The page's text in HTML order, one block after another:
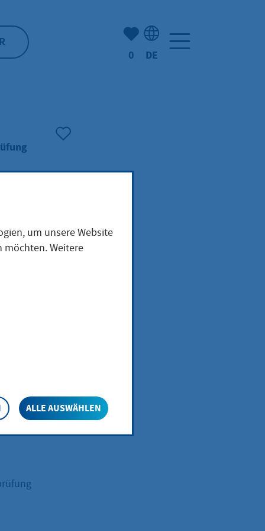
Anzahl der gemerkten
0 DE
um unsere Website
möchten. Weitere
ALLE AUSWÄHLEN